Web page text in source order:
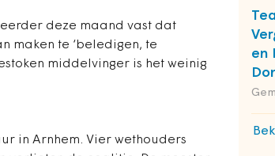
deze maand vast dat
maken te ‘beledigen, te
middelvinger is het weinig
in Arnhem. Vier wethouders
en